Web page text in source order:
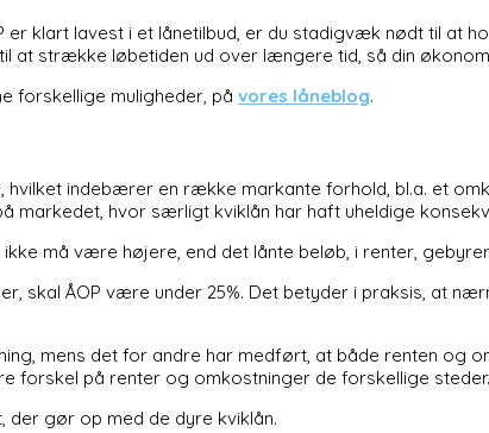
klart lavest i et lånetilbud, er du stadigvæk nødt til at
at strække løbetiden ud over længere tid, så din
forskellige muligheder, på vores låneblog.
hvilket indebærer en række markante forhold, bl.a. et
markedet, hvor særligt kviklån har haft uheldige
må være højere, end det lånte beløb, i renter,
skal ÅOP være under 25%. Det betyder i praksis, at
mens det for andre har medført, at både renten og
forskel på renter og omkostninger de forskellige steder.
gør op med de dyre kviklån.